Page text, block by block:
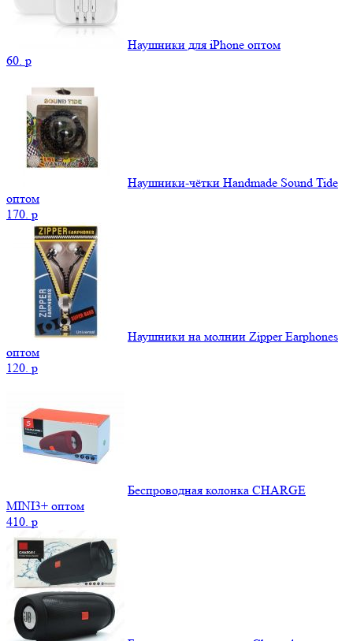
Наушники для iPhone оптом
60. p
Наушники-чётки Handmade Sound Tide
оптом
170. p
Наушники на молнии Zipper Earphones
оптом
120. p
Беспроводная колонка CHARGE
MINI3+ оптом
410. p